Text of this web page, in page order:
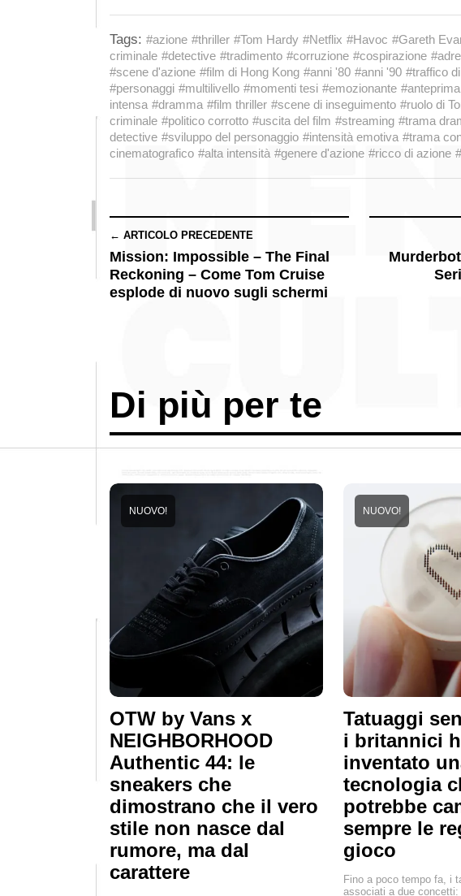
Tags: #azione #thriller #Tom Hardy #Netflix #Havoc #Gareth
criminale #detective #tradimento #corruzione #cospirazione
#scene d'azione #film di Hong Kong #anni '80 #anni '90 #traffico
#personaggi #multilivello #momenti tesi #emozionante
intensa #dramma #film thriller #scene di inseguimento #ruolo di
criminale #politico corrotto #uscita del film #streaming #trama
detective #sviluppo del personaggio #intensità emotiva #trama
cinematografico #alta intensità #genere d'azione #ricco di azione
← ARTICOLO PRECEDENTE
Mission: Impossible – The Final
Reckoning – Come Tom Cruise
esplode di nuovo sugli schermi
Di più per te
OTW by Vans x
NEIGHBORHOOD
Authentic 44: le
sneakers che
dimostrano che il vero
stile non nasce dal
rumore, ma dal
carattere
NUOVO!
Tatuaggi
i britannici
inventato
tecnologia
potrebbe
sempre le
gioco
NUOVO!
Fino a poco tempo fa, i
associati a due concetti: